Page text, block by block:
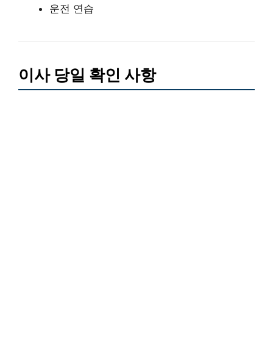
운전 연습
이사 당일 확인 사항